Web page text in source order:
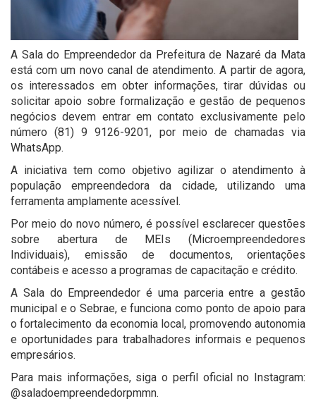
A Sala do Empreendedor da Prefeitura de Nazaré da Mata
está com um novo canal de atendimento. A partir de agora,
os interessados em obter informações, tirar dúvidas ou
solicitar apoio sobre formalização e gestão de pequenos
negócios devem entrar em contato exclusivamente pelo
número (81) 9 9126-9201, por meio de chamadas via
WhatsApp.
A iniciativa tem como objetivo agilizar o atendimento à
população empreendedora da cidade, utilizando uma
ferramenta amplamente acessível.
Por meio do novo número, é possível esclarecer questões
sobre abertura de MEIs (Microempreendedores
Individuais), emissão de documentos, orientações
contábeis e acesso a programas de capacitação e crédito.
A Sala do Empreendedor é uma parceria entre a gestão
municipal e o Sebrae, e funciona como ponto de apoio para
o fortalecimento da economia local, promovendo autonomia
e oportunidades para trabalhadores informais e pequenos
empresários.
Para mais informações, siga o perfil oficial no Instagram:
@saladoempreendedorpmmn.